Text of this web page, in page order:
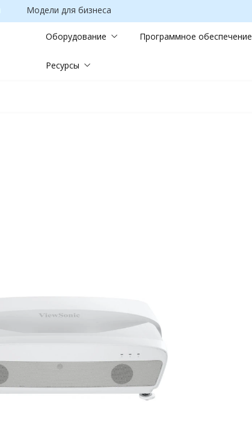
Модели для бизнеса
Оборудование Программное обеспечение
Ресурсы